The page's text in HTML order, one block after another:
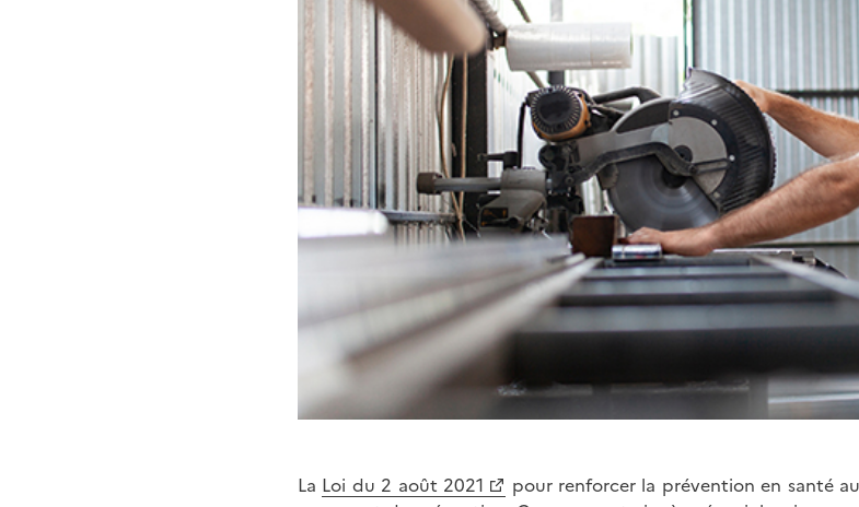
La Loi du 2 août 2021
pour renforcer la prévention en santé